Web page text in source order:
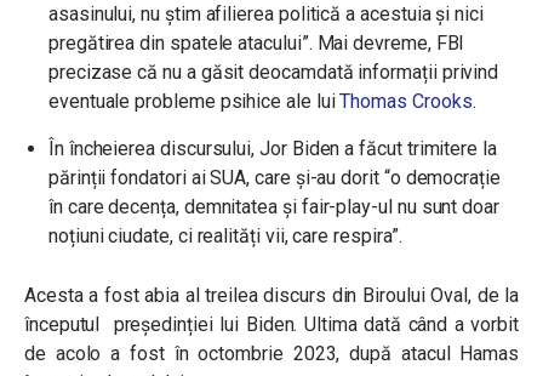
asasinului, nu știm afilierea politică a acestuia și nici
pregătirea din spatele atacului”. Mai devreme, FBI
precizase că nu a găsit deocamdată informații privind
eventuale probleme psihice ale luiThomas Crooks.
În încheierea discursului, Jor Biden a făcut trimitere la
părinții fondatori ai SUA, care și-au dorit “o democrație
în care decența, demnitatea și fair-play-ul nu sunt doar
noțiuni ciudate, ci realități vii, care respira”.
Acesta a fost abia al treilea discurs din Biroului Oval, de la
începutul președinției lui Biden. Ultima dată când a vorbit
de acolo a fost în octombrie 2023, după atacul Hamas